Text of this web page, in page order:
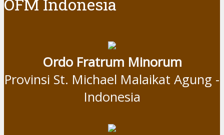
Ordo Fratrum Minorum
Provinsi St. Michael Malaikat Agung -
Indonesia